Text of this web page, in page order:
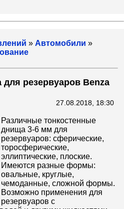
» Автомобили »
резервуаров Benza
27.08.2018, 18:30
Различные тонкостенные
днища 3-6 мм для
резервуаров: сферические,
торосферические,
эллиптические, плоские.
Имеются разные формы:
овальные, круглые,
чемоданные, сложной формы.
Возможно применения для
резервуаров с